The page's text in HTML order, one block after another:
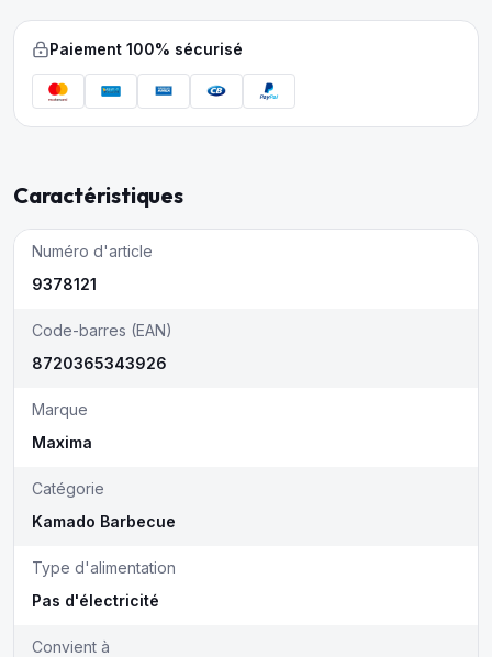
Paiement 100% sécurisé
Caractéristiques
Numéro d'article
9378121
Code-barres (EAN)
8720365343926
Marque
Maxima
Catégorie
Kamado Barbecue
Type d'alimentation
Pas d'électricité
Convient à